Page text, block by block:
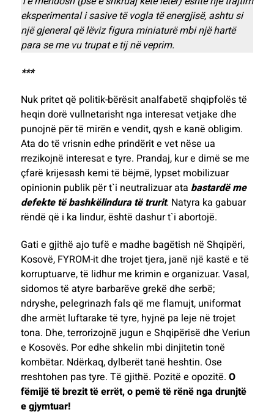
eksperimental i sasive të vogla të energjisë, ashtu si
një gjeneral që lëviz figura miniaturë mbi një hartë
para se me vu trupat e tij në veprim.
***
Nuk pritet që politik-bërësit analfabetë shqipfolës të
heqin dorë vullnetarisht nga interesat vetjake dhe
punojnë për të mirën e vendit, qysh e kanë obligim.
Ata do të vrisnin edhe prindërit e vet nëse ua
rrezikojnë interesat e tyre. Prandaj, kur e dimë se me
çfarë krijesash kemi të bëjmë, lypset mobilizuar
opinionin publik për t`i neutralizuar ata bastardë me
defekte të bashkëlindura të trurit. Natyra ka gabuar
rëndë që i ka lindur, është dashur t`i abortojë.
Gati e gjithë ajo tufë e madhe bagëtish në Shqipëri,
Kosovë, FYROM-it dhe trojet tjera, janë një kastë e të
korruptuarve, të lidhur me krimin e organizuar. Vasal,
sidomos të atyre barbarëve grekë dhe serbë;
ndryshe, pelegrinazh fals që me flamujt, uniformat
dhe armët luftarake të tyre, hyjnë pa leje në trojet
tona. Dhe, terrorizojnë jugun e Shqipërisë dhe Veriun
e Kosovës. Por edhe shkelin mbi dinjitetin tonë
kombëtar. Ndërkaq, dylberët tanë heshtin. Ose
rreshtohen pas tyre. Të gjithë. Pozitë e opozitë. O
fëmijë të brezit të errët, o pemë të rënë nga drunjtë
e gjymtuar!